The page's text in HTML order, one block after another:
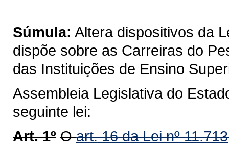
Súmula: Altera dispositivos da
dispõe sobre as Carreiras do
das Instituições de Ensino
Assembleia Legislativa do
seguinte lei:
Art. 1º Oart. 16 da Lei nº